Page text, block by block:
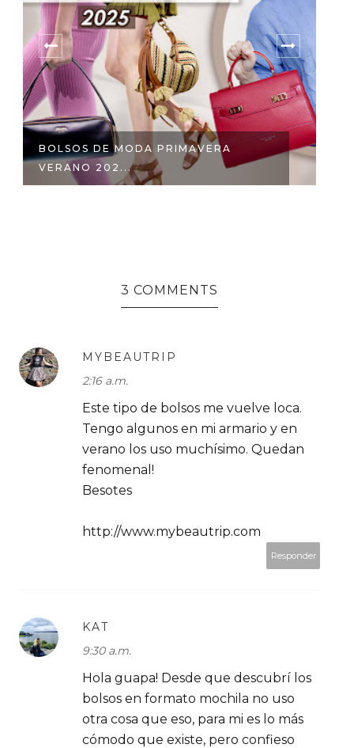
BOLSOS DE MODA PRIMAVERA
VERANO 202...
3 COMMENTS
MYBEAUTRIP
2:16 a.m.
Este tipo de bolsos me vuelve loca.
Tengo algunos en mi armario y en
verano los uso muchísimo. Quedan
fenomenal!
Besotes
http://www.mybeautrip.com
Responder
KAT
9:30 a.m.
Hola guapa! Desde que descubrí los
bolsos en formato mochila no uso
otra cosa que eso, para mi es lo más
cómodo que existe, pero confieso